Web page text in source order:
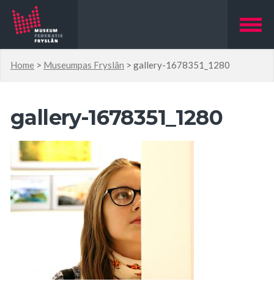
Home > Museumpas Fryslân >gallery-1678351_1280
gallery-1678351_1280